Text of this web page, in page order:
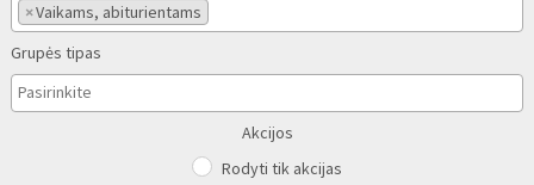
×Vaikams, abiturientams
Grupės tipas
Akcijos
Rodyti tik akcijas